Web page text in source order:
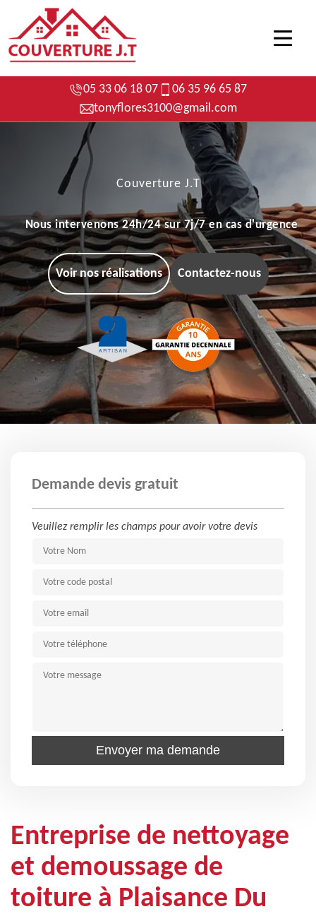
05 33 06 18 07
06 35 96 65 87
tonyflores3100@gmail.com
Couverture J.T
Nous intervenons 24h/24 sur 7j/7 en cas d'urgence
Voir nos réalisations Contactez-nous
Demande devis gratuit
Veuillez remplir les champs pour avoir votre devis
Entreprise de nettoyage
et demoussage de
toiture à Plaisance Du